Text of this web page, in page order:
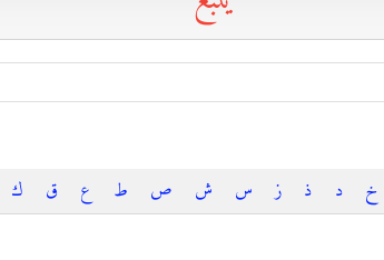
خ د ذ ز س ش ص ط ع ق ك